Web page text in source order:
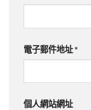
電子郵件地址*
個人網站網址